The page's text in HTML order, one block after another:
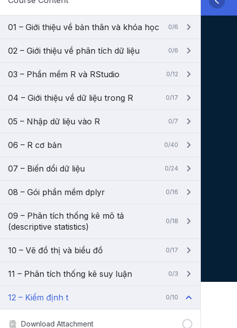
01 – Giới thiệu về bản thân và khóa học 0/6
02 – Giới thiệu về phân tích dữ liệu 0/6
03 – Phần mềm R và RStudio 0/12
04 – Giới thiệu về dữ liệu trong R 0/17
05 – Nhập dữ liệu vào R 0/7
06 – R cơ bản 0/40
07 – Biến dổi dữ liệu 0/24
08 – Gói phần mềm dplyr 0/16
09 – Phân tích thống kê mô tả
(descriptive statistics)
0/18
10 – Vẽ đồ thị và biểu đồ 0/17
11 – Phân tích thống kê suy luận 0/3
12 – Kiểm định t 0/10
Download Attachment